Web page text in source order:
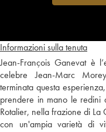
Informazioni sulla tenuta
Jean-François Ganevat è
celebre Jean-Marc
terminata questa
prendere in mano le redini
Rotalier, nella frazione di La
con un'ampia varietà di